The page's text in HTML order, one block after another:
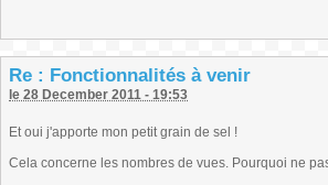
Re : Fonctionnalités à venir
le 28 December 2011 - 19:53
Et oui j'apporte mon petit grain de sel !
Cela concerne les nombres de vues. Pourquoi ne